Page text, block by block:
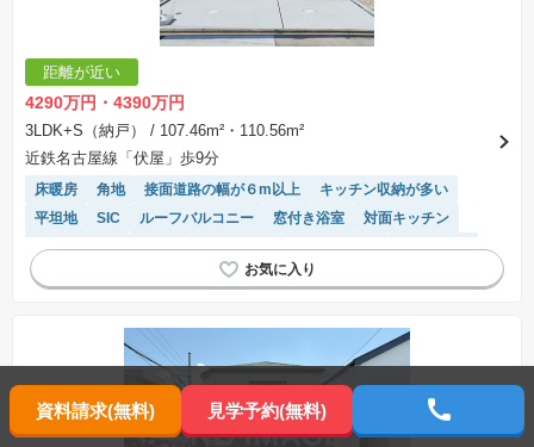
資料請求(無料) 見学予約(無料)
距離が近い
4290万円・4390万円
3LDK+S（納戸）
/ 107.46m²・110.56m²
近鉄名古屋線「伏屋」歩9分
床暖房 角地 接面道路の幅が６m以上
キッチン収納が多い
平坦地
SIC ルーフバルコニー 窓付き浴室
対面キッチン
長期優良住宅
食洗機 陽当り良好 温水洗浄便座
浴室乾燥機
トイレ2個以上
フラット35適合 閑静な住宅地